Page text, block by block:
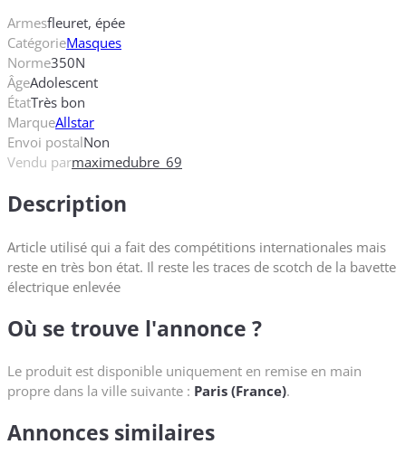
Armesfleuret, épée
CatégorieMasques
Norme350N
ÂgeAdolescent
ÉtatTrès bon
MarqueAllstar
Envoi postalNon
Vendu parmaximedubre_69
Description
Article utilisé qui a fait des compétitions internationales mais
reste en très bon état. Il reste les traces de scotch de la bavette
électrique enlevée
Où se trouve l'annonce ?
Le produit est disponible uniquement en remise en main
propre dans la ville suivante : Paris (France).
Annonces similaires